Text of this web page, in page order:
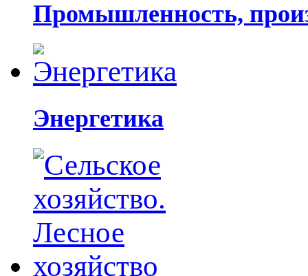
Промышленность,
Энергетика